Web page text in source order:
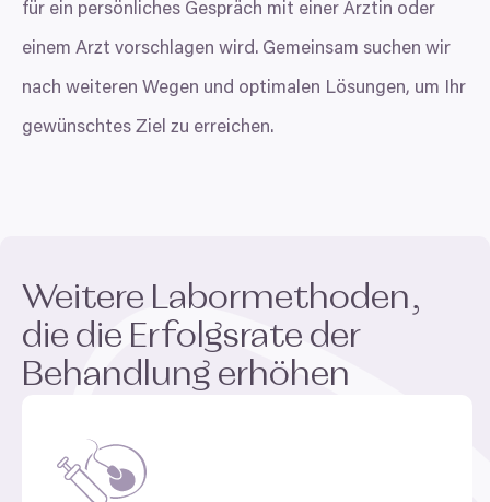
für ein persönliches Gespräch mit einer Ärztin oder
einem Arzt vorschlagen wird. Gemeinsam suchen wir
nach weiteren Wegen und optimalen Lösungen, um Ihr
gewünschtes Ziel zu erreichen.
Weitere Labormethoden,
die die Erfolgsrate der
Behandlung erhöhen